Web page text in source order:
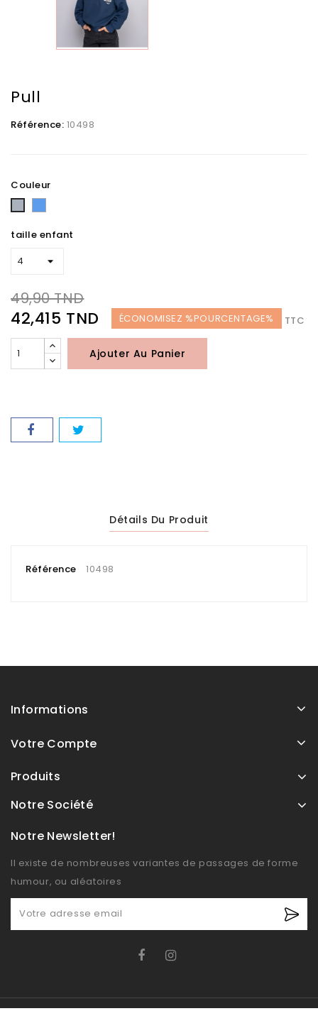
Pull
Référence: 10498
Couleur
Gris
taille enfant
49,90 TND
42,415 TND ÉCONOMISEZ %POURCENTAGE% TTC
Ajouter Au Panier
Détails Du Produit
Référence 10498
Informations
Votre Compte
Produits
Notre Société
Notre Newsletter!
Il existe de nombreuses variantes de passages de forme
humour, ou aléatoires